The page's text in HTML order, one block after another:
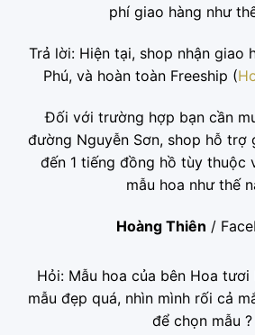
phí giao hàng như
Trả lời: Hiện tại, shop nhận giao
Phú, và hoàn toàn Freeship (
Đối với trường hợp bạn cần
đường Nguyễn Sơn, shop hỗ trợ
đến 1 tiếng đồng hồ tùy thuộc
mẫu hoa như thế
Hoàng Thiên /
Hỏi: Mẫu hoa của bên Hoa tươi
mẫu đẹp quá, nhìn mình rối cả
để chọn mẫu ?